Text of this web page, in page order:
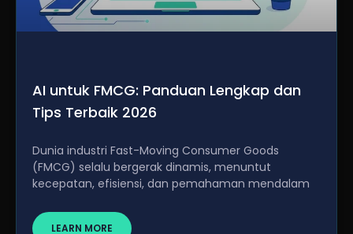
AI untuk FMCG: Panduan Lengkap dan
Tips Terbaik 2026
Dunia industri Fast-Moving Consumer Goods
(FMCG) selalu bergerak dinamis, menuntut
kecepatan, efisiensi, dan pemahaman mendalam
LEARN MORE